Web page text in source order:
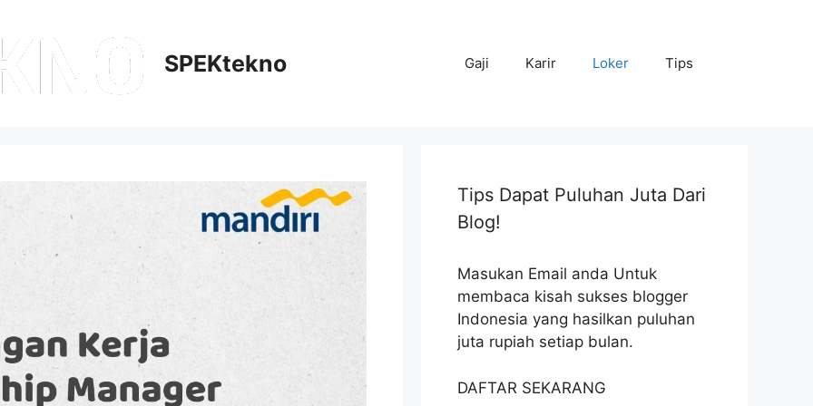
SPEKtekno Gaji Karir Loker Tips
Tips Dapat Puluhan Juta Dari
Blog!
Masukan Email anda Untuk
membaca kisah sukses blogger
Indonesia yang hasilkan puluhan
juta rupiah setiap bulan.
DAFTAR SEKARANG